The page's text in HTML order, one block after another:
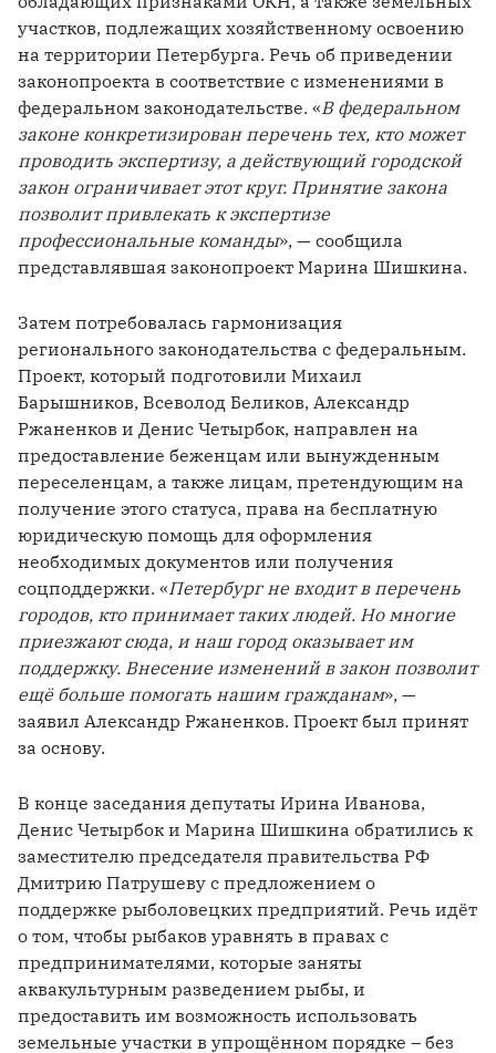
участков, подлежащих хозяйственному освоению
на территории Петербурга. Речь об приведении
законопроекта в соответствие с изменениями в
федеральном законодательстве. «В федеральном
законе конкретизирован перечень тех, кто может
проводить экспертизу, а действующий городской
закон ограничивает этот круг. Принятие закона
позволит привлекать к экспертизе
профессиональные команды», — сообщила
представлявшая законопроект Марина Шишкина.
Затем потребовалась гармонизация
регионального законодательства с федеральным.
Проект, который подготовили Михаил
Барышников, Всеволод Беликов, Александр
Ржаненков и Денис Четырбок, направлен на
предоставление беженцам или вынужденным
переселенцам, а также лицам, претендующим на
получение этого статуса, права на бесплатную
юридическую помощь для оформления
необходимых документов или получения
соцподдержки. «Петербург не входит в перечень
городов, кто принимает таких людей. Но многие
приезжают сюда, и наш город оказывает им
поддержку. Внесение изменений в закон позволит
ещё больше помогать нашим гражданам», —
заявил Александр Ржаненков. Проект был принят
за основу.
В конце заседания депутаты Ирина Иванова,
Денис Четырбок и Марина Шишкина обратились к
заместителю председателя правительства РФ
Дмитрию Патрушеву с предложением о
поддержке рыболовецких предприятий. Речь идёт
о том, чтобы рыбаков уравнять в правах с
предпринимателями, которые заняты
аквакультурным разведением рыбы, и
предоставить им возможность использовать
земельные участки в упрощённом порядке – без